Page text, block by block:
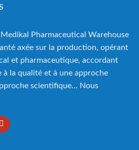
Pharmaceutical Warehouse
axée sur la production, opérant
et pharmaceutique, accordant
à la qualité et à une approche
scientifique… Nous